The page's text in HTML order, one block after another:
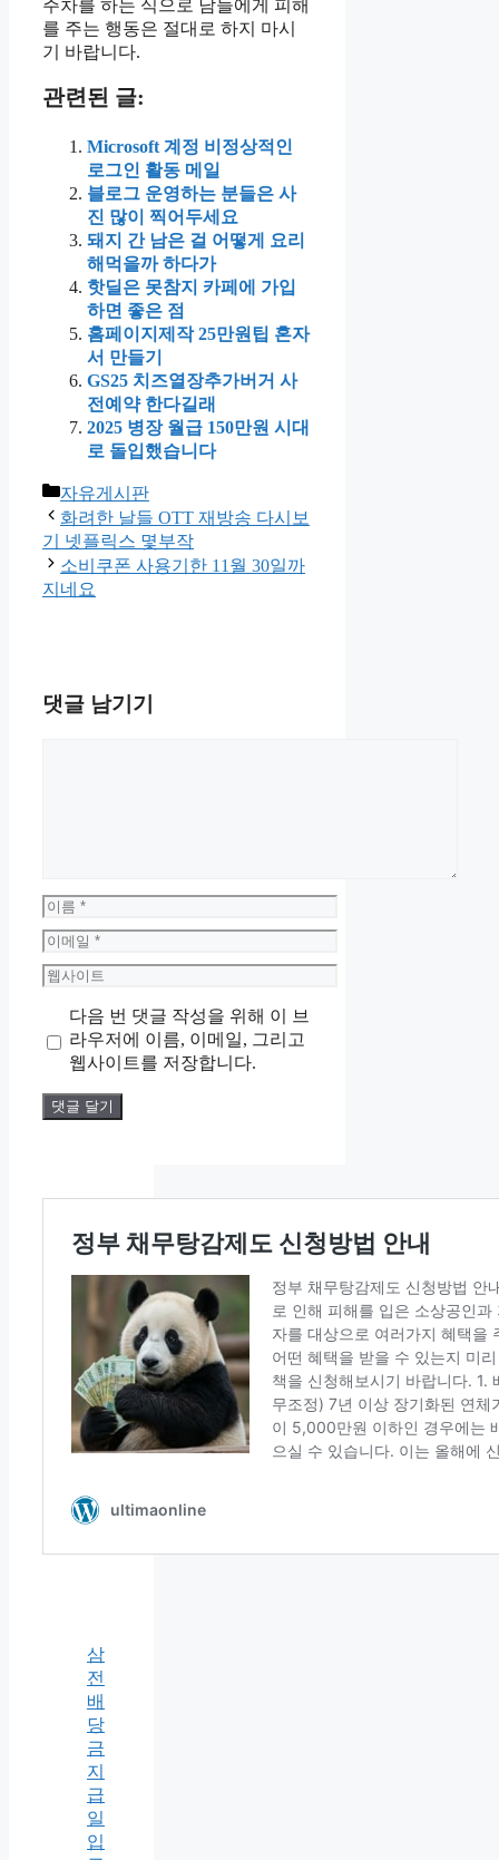
주차를 하는 식으로 남들에게 피해
를 주는 행동은 절대로 하지 마시
기 바랍니다.
관련된 글:
Microsoft 계정 비정상적인
로그인 활동 메일
블로그 운영하는 분들은 사
진 많이 찍어두세요
돼지 간 남은 걸 어떻게 요리
해먹을까 하다가
핫딜은 못참지 카페에 가입
하면 좋은 점
홈페이지제작 25만원팁 혼자
서 만들기
GS25 치즈열장추가버거 사
전예약 한다길래
2025 병장 월급 150만원 시대
로 돌입했습니다
카
테
고
리
자유게시판
화려한 날들 OTT 재방송 다시보
기 넷플릭스 몇부작
소비쿠폰 사용기한 11월 30일까
지네요
댓글 남기기
이
름
이
메
일
웹
트
다음 번 댓글 작성을 위해 이 브
라우저에 이름, 이메일, 그리고
웹사이트를 저장합니다.
삼
전
배
당
금
지
급
일
입